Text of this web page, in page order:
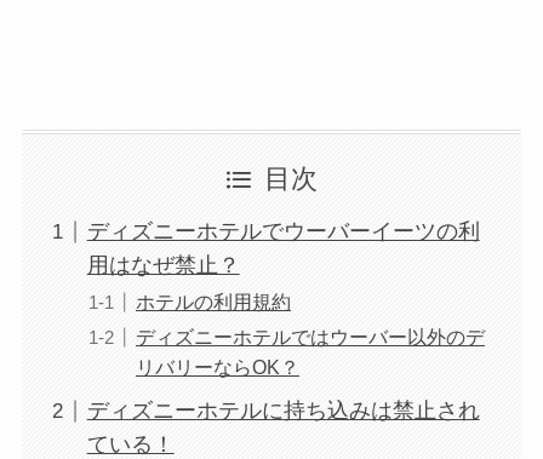
目次
ディズニーホテルでウーバーイーツの利
用はなぜ禁止？
ホテルの利用規約
ディズニーホテルではウーバー以外のデ
リバリーならOK？
ディズニーホテルに持ち込みは禁止され
ている！